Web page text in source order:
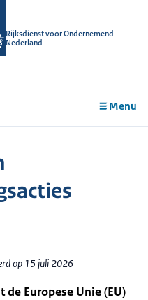
Rijksdienst voor Ondernemend
Nederland
Menu
op 15 juli 2026
Europese Unie (EU)